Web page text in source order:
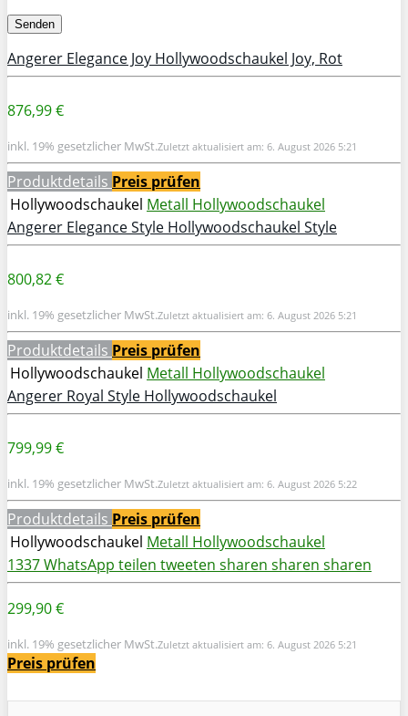
Angerer Elegance Joy Hollywoodschaukel Joy, Rot
876,99 €
inkl. 19% gesetzlicher MwSt.Zuletzt aktualisiert am: 6. August 2026 5:21
Produktdetails Preis prüfen
Hollywoodschaukel Metall Hollywoodschaukel
Angerer Elegance Style Hollywoodschaukel Style
800,82 €
inkl. 19% gesetzlicher MwSt.Zuletzt aktualisiert am: 6. August 2026 5:21
Produktdetails Preis prüfen
Hollywoodschaukel Metall Hollywoodschaukel
Angerer Royal Style Hollywoodschaukel
799,99 €
inkl. 19% gesetzlicher MwSt.Zuletzt aktualisiert am: 6. August 2026 5:22
Produktdetails Preis prüfen
Hollywoodschaukel Metall Hollywoodschaukel
1337WhatsApp teilen tweeten sharen sharen sharen
299,90 €
inkl. 19% gesetzlicher MwSt.Zuletzt aktualisiert am: 6. August 2026 5:21
Preis prüfen